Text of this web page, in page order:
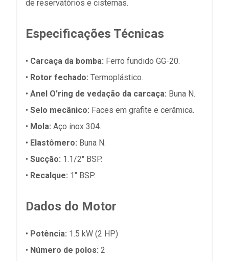
de reservatórios e cisternas.
Especificações Técnicas
• Carcaça da bomba: Ferro fundido GG-20.
• Rotor fechado: Termoplástico.
• Anel O'ring de vedação da carcaça: Buna N.
• Selo mecânico: Faces em grafite e cerâmica.
• Mola: Aço inox 304.
• Elastômero: Buna N.
• Sucção: 1.1/2" BSP.
• Recalque: 1" BSP.
Dados do Motor
• Potência: 1.5 kW (2 HP)
• Número de polos: 2